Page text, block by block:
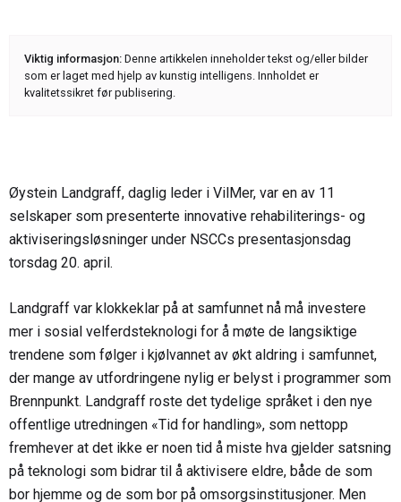
Viktig informasjon: Denne artikkelen inneholder tekst og/eller bilder
som er laget med hjelp av kunstig intelligens. Innholdet er
kvalitetssikret før publisering.
Øystein Landgraff, daglig leder i VilMer, var en av 11
selskaper som presenterte innovative rehabiliterings- og
aktiviseringsløsninger under NSCCs presentasjonsdag
torsdag 20. april.
Landgraff var klokkeklar på at samfunnet nå må investere
mer i sosial velferdsteknologi for å møte de langsiktige
trendene som følger i kjølvannet av økt aldring i samfunnet,
der mange av utfordringene nylig er belyst i programmer som
Brennpunkt. Landgraff roste det tydelige språket i den nye
offentlige utredningen «Tid for handling», som nettopp
fremhever at det ikke er noen tid å miste hva gjelder satsning
på teknologi som bidrar til å aktivisere eldre, både de som
bor hjemme og de som bor på omsorgsinstitusjoner. Men